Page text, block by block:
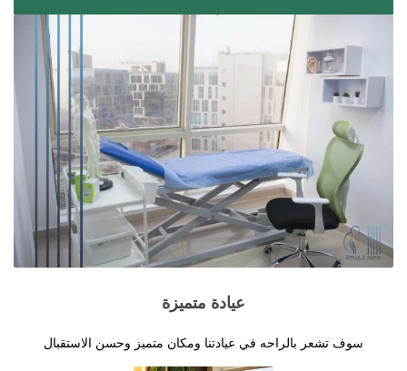
عيادة متميزة
سوف تشعر بالراحه في عيادتنا ومكان متميز وحسن الاستقبال